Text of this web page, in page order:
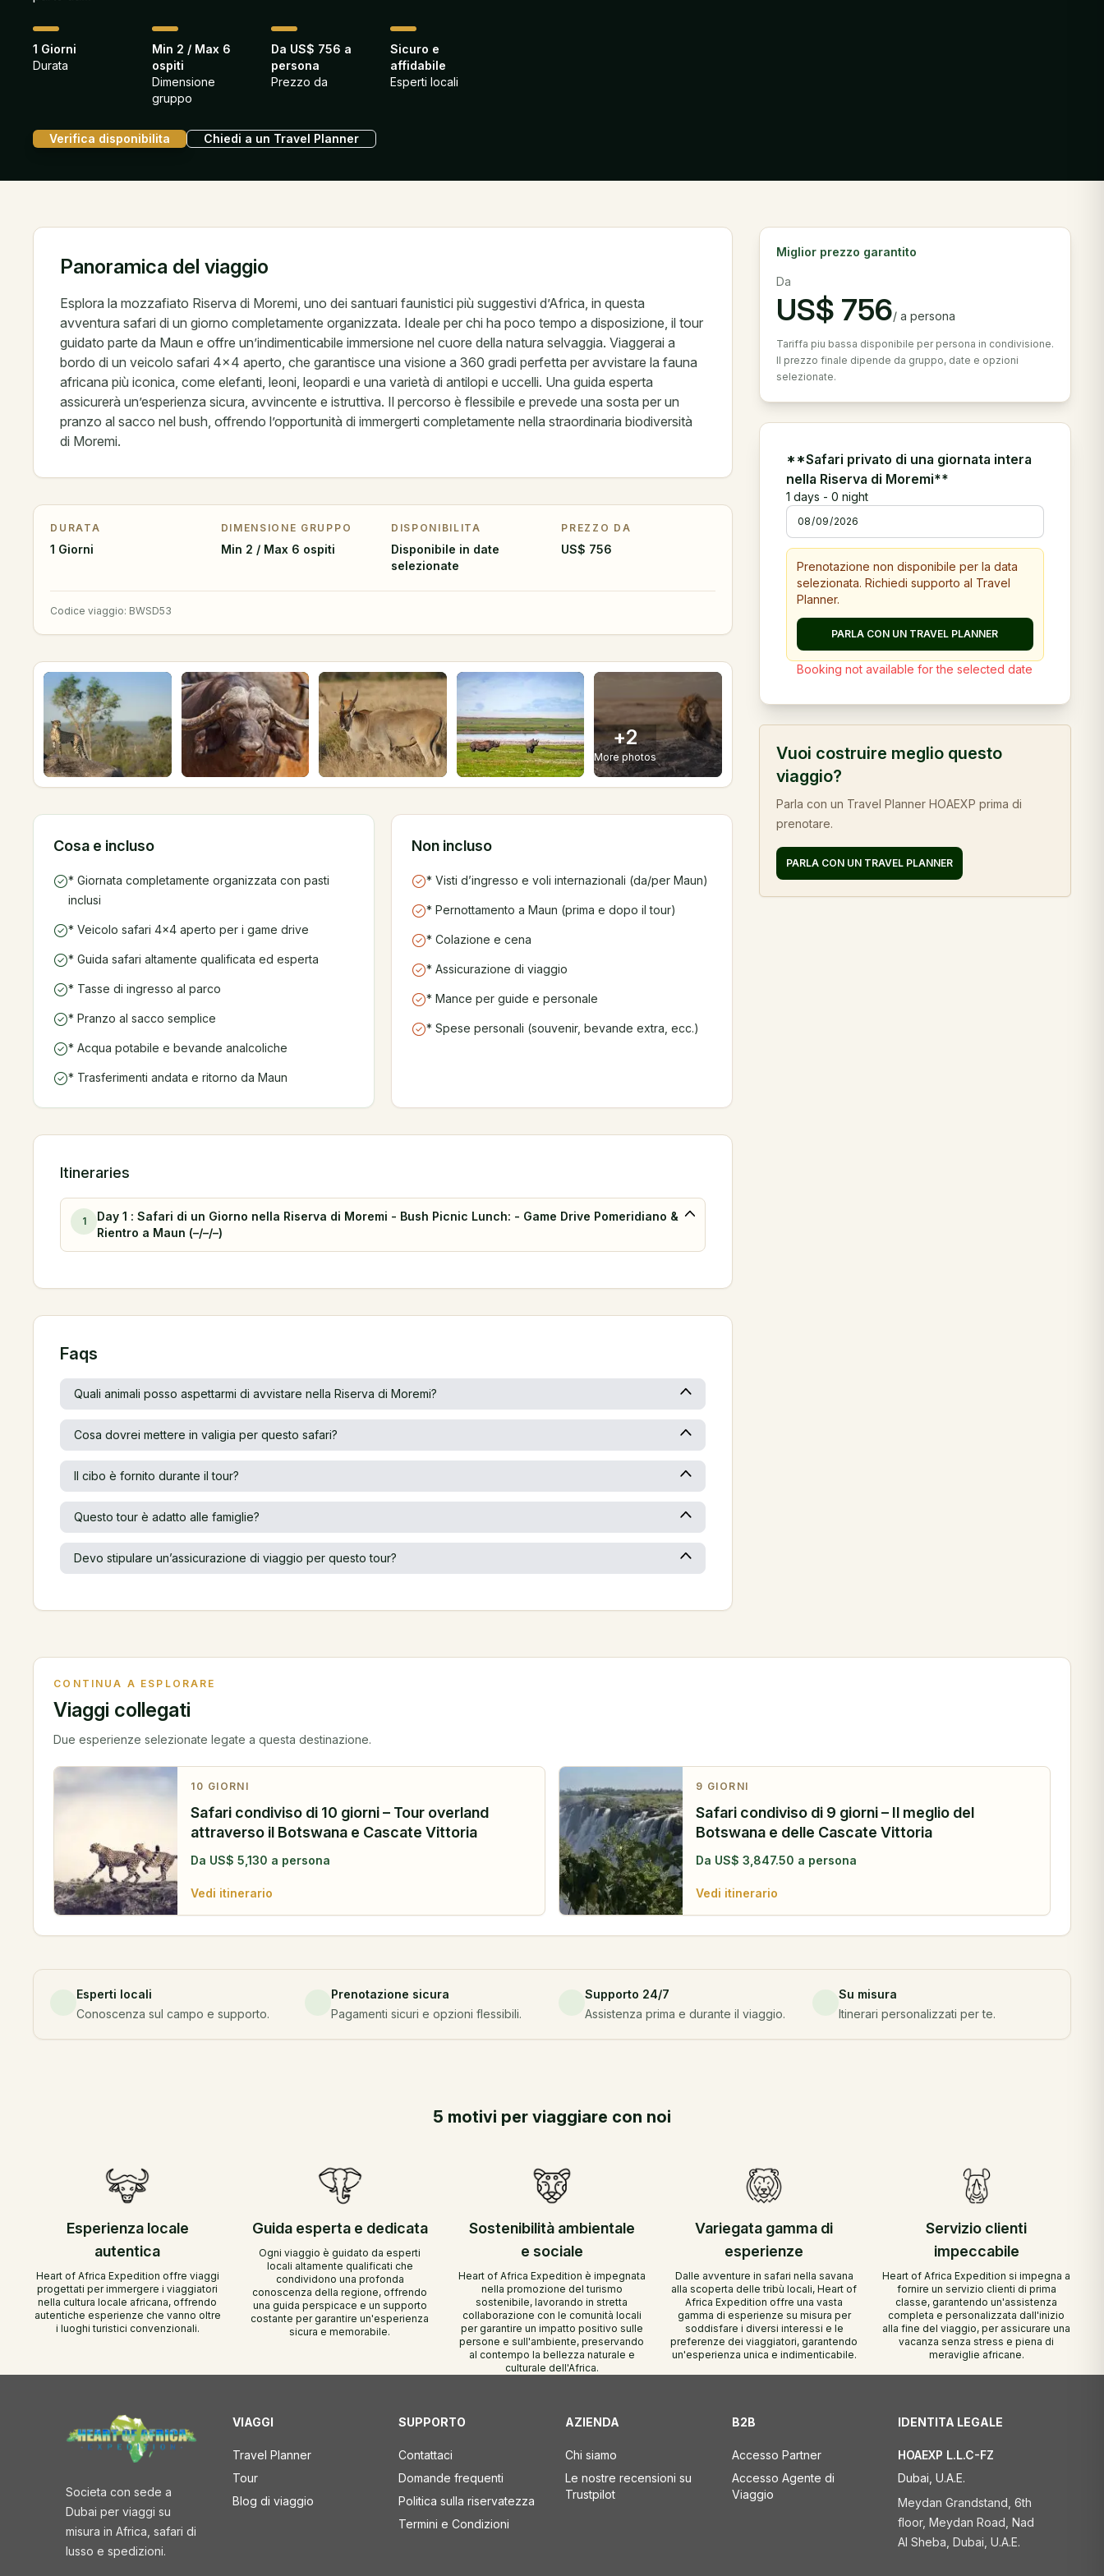
1 Giorni
Durata
Min 2 / Max 6
ospiti
Dimensione
gruppo
Da US$ 756 a
persona
Prezzo da
Sicuro e
affidabile
Esperti locali
Verifica disponibilita Chiedi a un Travel Planner
Panoramica del viaggio
Esplora la mozzafiato Riserva di Moremi, uno dei santuari faunistici più suggestivi d’Africa, in questa
avventura safari di un giorno completamente organizzata. Ideale per chi ha poco tempo a disposizione, il tour
guidato parte da Maun e offre un’indimenticabile immersione nel cuore della natura selvaggia. Viaggerai a
bordo di un veicolo safari 4×4 aperto, che garantisce una visione a 360 gradi perfetta per avvistare la fauna
africana più iconica, come elefanti, leoni, leopardi e una varietà di antilopi e uccelli. Una guida esperta
assicurerà un’esperienza sicura, avvincente e istruttiva. Il percorso è flessibile e prevede una sosta per un
pranzo al sacco nel bush, offrendo l’opportunità di immergerti completamente nella straordinaria biodiversità
di Moremi.
DURATA
1 Giorni
DIMENSIONE GRUPPO
Min 2 / Max 6 ospiti
DISPONIBILITA
Disponibile in date
selezionate
PREZZO DA
US$ 756
Codice viaggio: BWSD53
+2
More photos
Cosa e incluso
* Giornata completamente organizzata con pasti
inclusi
* Veicolo safari 4×4 aperto per i game drive
* Guida safari altamente qualificata ed esperta
* Tasse di ingresso al parco
* Pranzo al sacco semplice
* Acqua potabile e bevande analcoliche
* Trasferimenti andata e ritorno da Maun
Non incluso
* Visti d’ingresso e voli internazionali (da/per Maun)
* Pernottamento a Maun (prima e dopo il tour)
* Colazione e cena
* Assicurazione di viaggio
* Mance per guide e personale
* Spese personali (souvenir, bevande extra, ecc.)
Itineraries
1
Day 1 : Safari di un Giorno nella Riserva di Moremi - Bush Picnic Lunch: - Game Drive Pomeridiano &
Rientro a Maun (–/–/–)
Faqs
Quali animali posso aspettarmi di avvistare nella Riserva di Moremi?
Cosa dovrei mettere in valigia per questo safari?
Il cibo è fornito durante il tour?
Questo tour è adatto alle famiglie?
Devo stipulare un’assicurazione di viaggio per questo tour?
Miglior prezzo garantito
Da
US$ 756/ a persona
Tariffa piu bassa disponibile per persona in condivisione.
Il prezzo finale dipende da gruppo, date e opzioni
selezionate.
**Safari privato di una giornata intera
nella Riserva di Moremi**
1 days - 0 night
Prenotazione non disponibile per la data
selezionata. Richiedi supporto al Travel
Planner.
PARLA CON UN TRAVEL PLANNER
Booking not available for the selected date
Vuoi costruire meglio questo
viaggio?
Parla con un Travel Planner HOAEXP prima di
prenotare.
PARLA CON UN TRAVEL PLANNER
CONTINUA A ESPLORARE
Viaggi collegati
Due esperienze selezionate legate a questa destinazione.
10 GIORNI
Safari condiviso di 10 giorni – Tour overland
attraverso il Botswana e Cascate Vittoria
Da US$5,130 a persona
Vedi itinerario
9 GIORNI
Safari condiviso di 9 giorni – Il meglio del
Botswana e delle Cascate Vittoria
Da US$ 3,847.50 a persona
Vedi itinerario
Esperti locali
Conoscenza sul campo e supporto.
Prenotazione sicura
Pagamenti sicuri e opzioni flessibili.
Supporto 24/7
Assistenza prima e durante il viaggio.
Su misura
Itinerari personalizzati per te.
5 motivi per viaggiare con noi
Esperienza locale
autentica
Heart of Africa Expedition offre viaggi
progettati per immergere i viaggiatori
nella cultura locale africana, offrendo
autentiche esperienze che vanno oltre
i luoghi turistici convenzionali.
Guida esperta e dedicata
Ogni viaggio è guidato da esperti
locali altamente qualificati che
condividono una profonda
conoscenza della regione, offrendo
una guida perspicace e un supporto
costante per garantire un'esperienza
sicura e memorabile.
Sostenibilità ambientale
e sociale
Heart of Africa Expedition è impegnata
nella promozione del turismo
sostenibile, lavorando in stretta
collaborazione con le comunità locali
per garantire un impatto positivo sulle
persone e sull'ambiente, preservando
al contempo la bellezza naturale e
culturale dell'Africa.
Variegata gamma di
esperienze
Dalle avventure in safari nella savana
alla scoperta delle tribù locali, Heart of
Africa Expedition offre una vasta
gamma di esperienze su misura per
soddisfare i diversi interessi e le
preferenze dei viaggiatori, garantendo
un'esperienza unica e indimenticabile.
Servizio clienti
impeccabile
Heart of Africa Expedition si impegna a
fornire un servizio clienti di prima
classe, garantendo un'assistenza
completa e personalizzata dall'inizio
alla fine del viaggio, per assicurare una
vacanza senza stress e piena di
meraviglie africane.
Societa con sede a
Dubai per viaggi su
misura in Africa, safari di
lusso e spedizioni.
VIAGGI
Travel Planner
Tour
Blog di viaggio
SUPPORTO
Contattaci
Domande frequenti
Politica sulla riservatezza
Termini e Condizioni
AZIENDA
Chi siamo
Le nostre recensioni su
Trustpilot
B2B
Accesso Partner
Accesso Agente di
Viaggio
IDENTITA LEGALE
HOAEXP L.L.C-FZ
Dubai, U.A.E.
Meydan Grandstand, 6th
floor, Meydan Road, Nad
Al Sheba, Dubai, U.A.E.